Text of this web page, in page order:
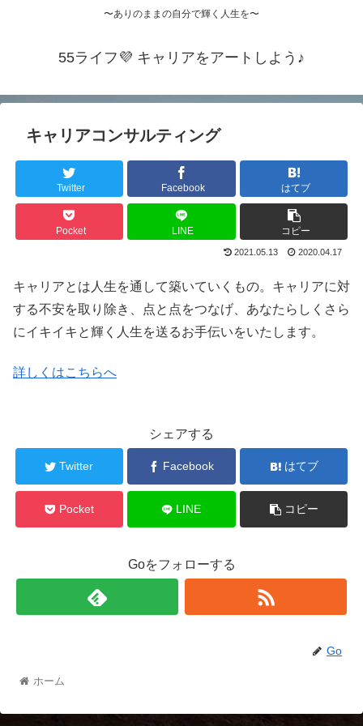
〜ありのままの自分で輝く人生を〜
55ライフ💜 キャリアをアートしよう♪
キャリアコンサルティング
Twitter Facebook はてブ
Pocket LINE コピー
2021.05.13 2020.04.17
キャリアとは人生を通して築いていくもの。キャリアに対
する不安を取り除き、点と点をつなげ、あなたらしくさら
にイキイキと輝く人生を送るお手伝いをいたします。
詳しくはこちらへ
シェアする
Twitter Facebook はてブ
Pocket LINE コピー
Goをフォローする
Go
ホーム